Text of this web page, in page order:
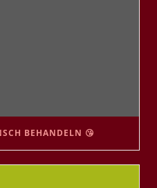
BEHANDELN 😘